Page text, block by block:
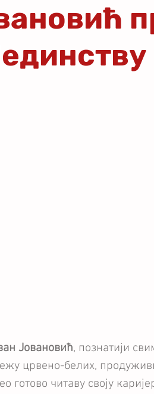
Јовановић, познатији
црвено-белих,
готово читаву своју